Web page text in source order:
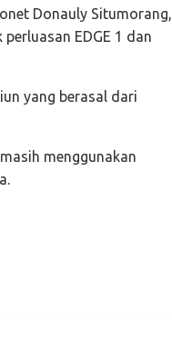
Donauly Situmorang,
EDGE 1 dan
yang berasal dari
menggunakan